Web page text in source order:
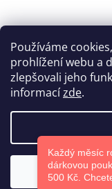
Používáme
prohlížení webu a
zlepšovali jeho
informacízde.
Copyright 2026
Každý měsíc
dárkovou
500 Kč.​